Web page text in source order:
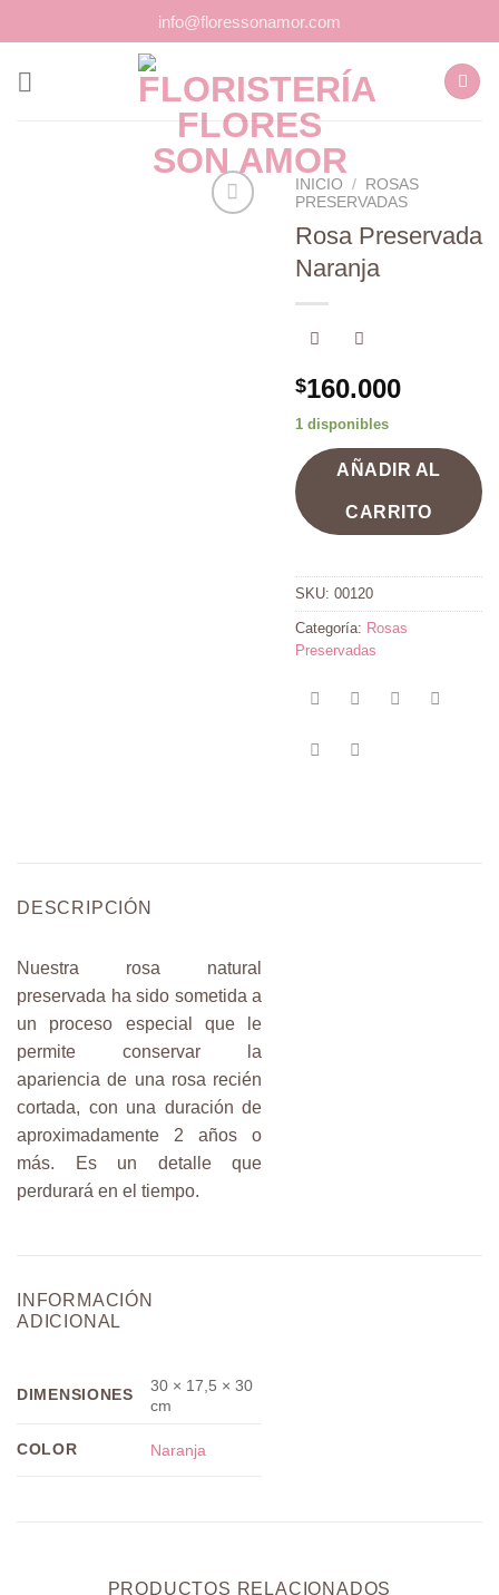
al
contenido
info@floressonamor.com
INICIO /
ROSAS
PRESERVADAS
Rosa Preservada
Naranja
$160.000
1 disponibles
AÑADIR AL
CARRITO
SKU: 00120
Categoría: Rosas
Preservadas
DESCRIPCIÓN
Nuestra rosa natural
preservada ha sido sometida a
un proceso especial que le
permite conservar la
apariencia de una rosa recién
cortada, con una duración de
aproximadamente 2 años o
más. Es un detalle que
perdurará en el tiempo.
INFORMACIÓN
ADICIONAL
DIMENSIONES
30 × 17,5 × 30
cm
COLOR Naranja
PRODUCTOS RELACIONADOS